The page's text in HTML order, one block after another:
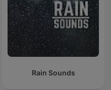
Rain Sounds